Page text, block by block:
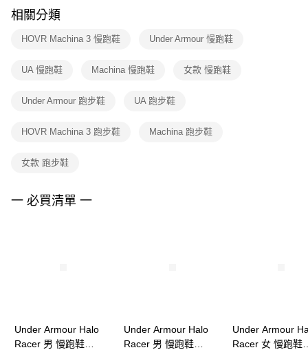
※ 交易是否成功請以「AFTEE先享後付 」之結帳頁面顯示為準，若有關於
是否繳費成功／繳費後需取消欲退款等相關疑問，請聯繫「AFTEE先享後付
客戶支援中心」https://netprotections.freshdesk.com/support/home
１．透過由恩沛科技股份有限公司提供之「AFTEE先享後付」服務完成之交
權轉讓予恩沛科技股份有限公司。
３．未成年的使用者請事先徵得法定代理人或監護人之同意方可使用
任。
請求用戶進行身份認證。
５．嚴禁一人註冊多個帳號或使用他人資訊註冊。若發現惡意使用之情形，
相關分類
HOVR Machina 3 慢跑鞋 Under Armour 慢跑鞋
UA 慢跑鞋 Machina 慢跑鞋 女款 慢跑鞋
Under Armour 跑步鞋 UA 跑步鞋
HOVR Machina 3 跑步鞋 Machina 跑步鞋
女款 跑步鞋
一 必買清單 一
Under Armour Halo
Racer 男 慢跑鞋
Under Armour Halo
Racer 男 慢跑鞋
Under Armour
Racer 女 慢跑鞋